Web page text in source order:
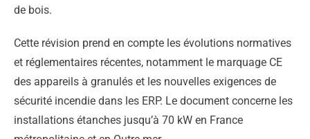
de bois.
Cette révision prend en compte les évolutions normatives
et réglementaires récentes, notamment le marquage CE
des appareils à granulés et les nouvelles exigences de
sécurité incendie dans les ERP. Le document concerne les
installations étanches jusqu’à 70 kW en France